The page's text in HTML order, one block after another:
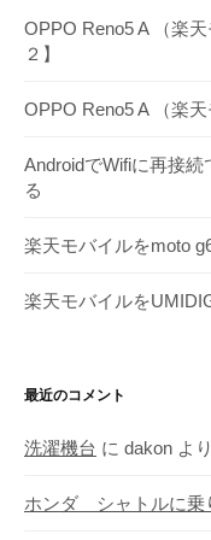
イ
ブ
OPPO Reno5 A （楽
２】
OPPO Reno5 A （楽
AndroidでWifiに再接
る
楽天モバイルをmoto
楽天モバイルを
最近のコメント
洗濯機台 に dakon より
ホンダ シャトルに乗